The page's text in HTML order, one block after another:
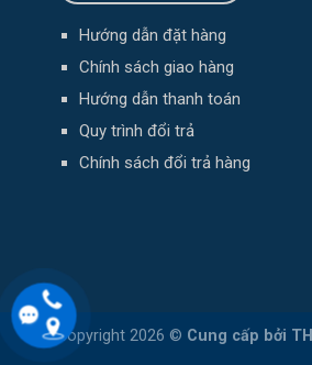
Hướng dẫn đặt hàng
Chính sách giao hàng
Hướng dẫn thanh toán
Quy trình đổi trả
Chính sách đổi trả hàng
Copyright 2026 © Cung cấp bởi